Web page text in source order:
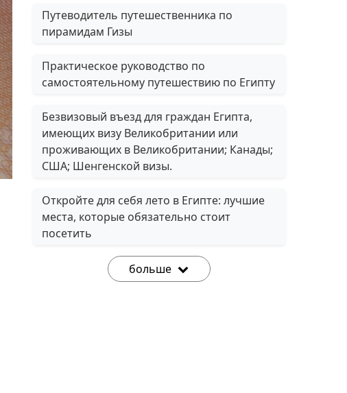
Путеводитель путешественника по
пирамидам Гизы
Практическое руководство по
самостоятельному путешествию по Египту
Безвизовый въезд для граждан Египта,
имеющих визу Великобритании или
проживающих в Великобритании; Канады;
США; Шенгенской визы.
Откройте для себя лето в Египте: лучшие
места, которые обязательно стоит
посетить
больше